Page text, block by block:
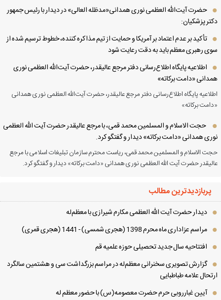
حضرت آیت‌الله العظمی نوری همدانی«مدظله العالی» در دیدار با رئیس جمهور
پزشکیان:
تأکید بر عدم اعتماد بر آمریکا و حمایت از تیم مذاکره کننده، خطوط ترسیم شده از
رهبری معظم باید به دقت رعایت شود
اطلاعیه پایگاه اطلاع‌رسانی دفتر مرجع عالیقدر، حضرت آیت‌الله العظمی نوری
«دامت برکاته»
پایگاه اطلاع‌رسانی دفتر مرجع عالیقدر، حضرت آیت‌الله العظمی نوری همدانی
برکاته»
حجت الاسلام و المسلمین محمد قمی، با مرجع عالیقدر حضرت آیت الله العظمی
همدانی «دامت برکاته» دیدار و گفتگو کرد.
الاسلام و المسلمین محمد قمی، ریاست محترم سازمان تبلیغات اسلامی با مرجع
حضرت آیت الله العظمی نوری همدانی «دامت برکاته» دیدار و گفتگو کرد.
پربازدیدترین مطالب
دیدار حضرت آیت الله العظمی مكارم شیرازی با معظم‌له
مراسم عزاداری ماه محرم 1398 (هجری شمسی) - 1441 (هجری قمری)
افتتاحیه سال جدید تحصیلی حوزه علمیه قم
گزارش تصویری سخنرانی معظم‌له در مراسم بزرگداشت سی و هشتمین سالگرد
علامه طباطبایی
آیین غبارروبی حرم حضرت معصومه(س) با حضور معظم له